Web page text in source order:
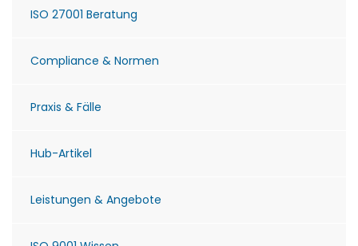
ISO 27001 Beratung
Compliance & Normen
Praxis & Fälle
Hub-Artikel
Leistungen & Angebote